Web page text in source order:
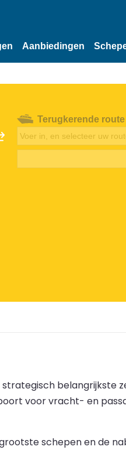
Aanbiedingen
Terugkerende route
belangrijkste
voor vracht- en
schepen en de